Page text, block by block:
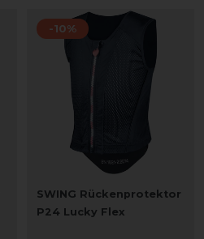
-10%
SWING Rückenprotektor
P24 Lucky Flex